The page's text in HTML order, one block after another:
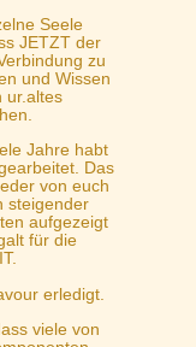
Seele
JETZT der
zu
und Wissen
ur.altes
Jahre habt
Das
von euch
steigender
aufgezeigt
für die
erledigt.
viele von